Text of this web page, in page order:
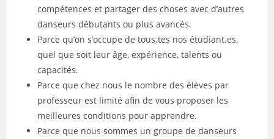
compétences et partager des choses avec d’autres
danseurs débutants ou plus avancés.
Parce qu’on s’occupe de tous.tes nos étudiant.es,
quel que soit leur âge, expérience, talents ou
capacités.
Parce que chez nous le nombre des élèves par
professeur est limité afin de vous proposer les
meilleures conditions pour apprendre.
Parce que nous sommes un groupe de danseurs